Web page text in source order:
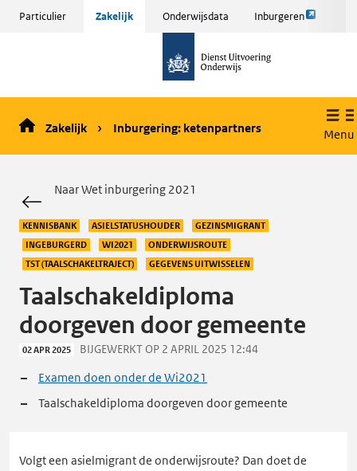
Sla
naar
inhoud
Particulier Zakelijk Onderwijsdata Inburgeren
Link
pagina
de
Zakelijk Inburgering: ketenpartners Menu
Naar Wet inburgering 2021
KENNISBANK ASIELSTATUSHOUDER
GEZINSMIGRANT
INGEBURGERD
WI2021
ONDERWIJSROUTE
TST (TAALSCHAKELTRAJECT)
GEGEVENS UITWISSELEN
Taalschakeldiploma
doorgeven door gemeente
02 APR 2025 BIJGEWERKT OP 2 APRIL 2025 12:44
Examen doen onder de Wi2021
Taalschakeldiploma doorgeven door gemeente
Volgt een asielmigrant de onderwijsroute? Dan doet de